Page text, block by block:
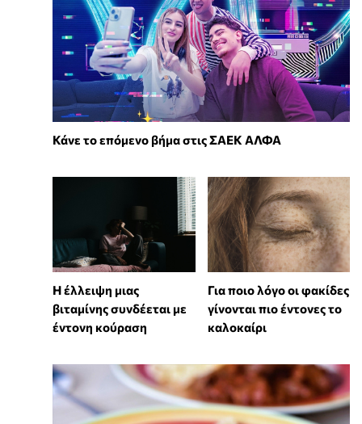
Κάνε το επόμενο βήμα στις ΣΑΕΚ ΑΛΦΑ
⁠Η έλλειψη μιας
βιταμίνης συνδέεται με
έντονη κούραση
Για ποιο λόγο οι φακίδες
γίνονται πιο έντονες το
καλοκαίρι